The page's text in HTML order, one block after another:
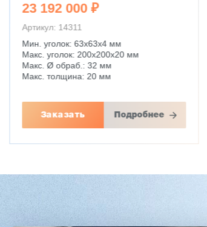
23 192 000 ₽
Артикул: 14311
Мин. уголок: 63x63x4 мм
Макс. уголок: 200x200x20 мм
Макс. Ø обраб.: 32 мм
Макс. толщина: 20 мм
Заказать Подробнее